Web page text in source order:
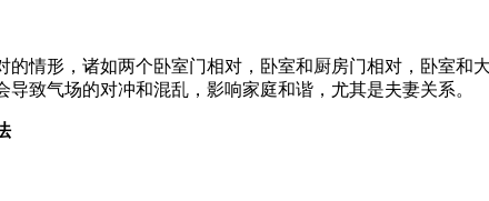
的情形，诸如两个卧室门相对，卧室和厨房门相对，卧室
导致气场的对冲和混乱，影响家庭和谐，尤其是夫妻关系。